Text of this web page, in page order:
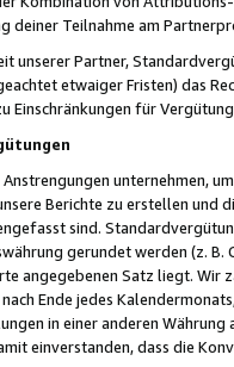
deiner Teilnahme am
unserer Partner,
etwaiger Fristen) das
Einschränkungen für
unternehmen,
Berichte zu erstellen und
sind.
gerundet werden (z.
angegebenen Satz liegt.
Ende jedes
in einer anderen
einverstanden, dass die